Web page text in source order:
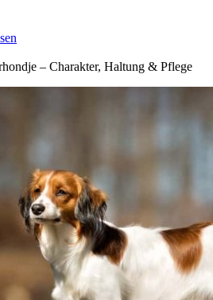
– Charakter, Haltung & Pflege